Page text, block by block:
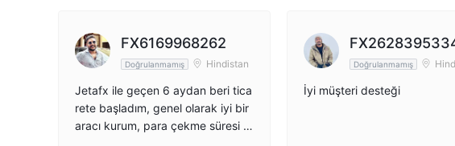
9 8
9
8
9
Şirket Adı
Jeta FX
FX6169968262
Doğrulanmamış Hindistan
Jetafx ile geçen 6 aydan beri tica
rete başladım, genel olarak iyi bir
aracı kurum, para çekme süresi g
Doğrulanmamış
İyi müşteri desteği